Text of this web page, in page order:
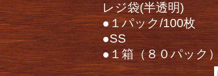
レジ袋(半透明)
●１パック/100枚
●SS
●１箱（８０パック